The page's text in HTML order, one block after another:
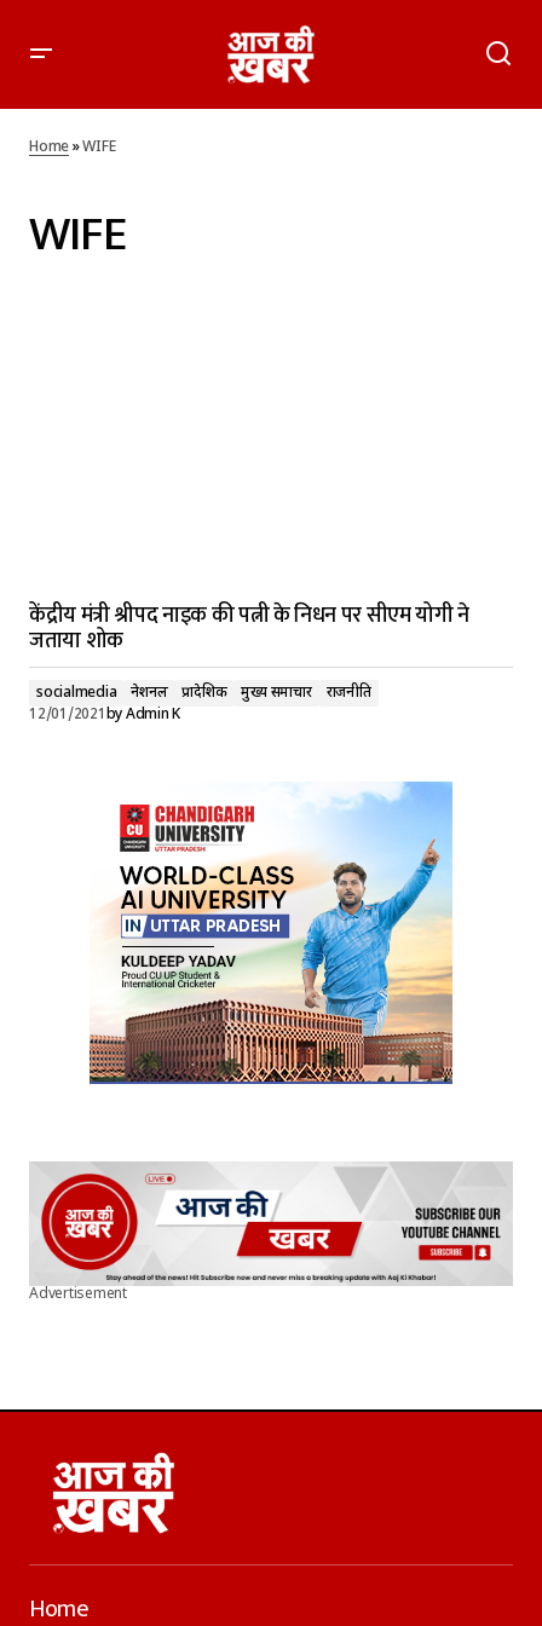
Home»WIFE
WIFE
केंद्रीय मंत्री श्रीपद नाइक की पत्नी के निधन पर सीएम योगी ने
जताया शोक
socialmedia नेशनल प्रादेशिक मुख्य समाचार
राजनीति
12/01/2021byAdmin K
Advertisement
Home